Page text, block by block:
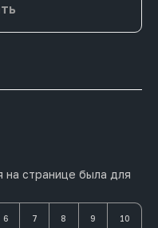
на странице была для
6 7 8 9 10